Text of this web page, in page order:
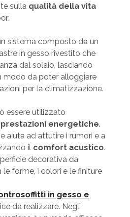
sulla qualità della vita
sistema composto da un
in gesso rivestito che
dal solaio, lasciando
modo da poter alloggiare
per la climatizzazione.
essere utilizzato
energetiche.
aiuta ad attutire i rumori e a
il comfort acustico.
decorativa da
forme, i colori e le finiture
in gesso e
da realizzare. Negli